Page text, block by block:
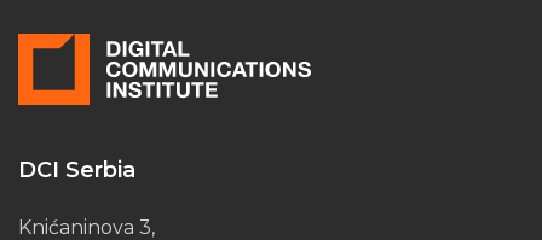
DCI Serbia
Knićaninova 3,